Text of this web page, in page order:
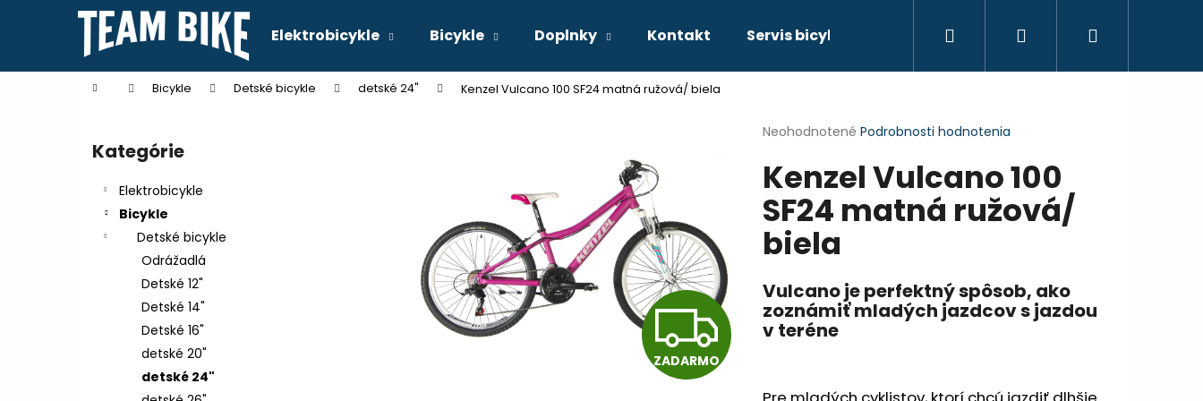
Elektrobicykle Bicykle Doplnky Kontakt Servis bicyklov Hľadať Prihlásenie
Domov Bicykle Detské bicykle detské 24" Kenzel Vulcano 100 SF24 matná ružová/ biela
Preskočiť
kategórie
Kategórie
Elektrobicykle
Bicykle
Detské bicykle
Odrážadlá
Detské 12"
Detské 14"
Detské 16"
detské 20"
detské 24"
Priemerné
produktu
je
0,0
z
5
hviezdičiek.
Neohodnotené Podrobnosti hodnotenia
Kenzel Vulcano 100
SF24 matná ružová/
biela
Vulcano je perfektný spôsob, ako
zoznámiť mladých jazdcov s jazdou
v teréne
Z
ZADARMO
í
Späť
do
Späť
do
Čo potrebujete nájsť?
Odporúčame